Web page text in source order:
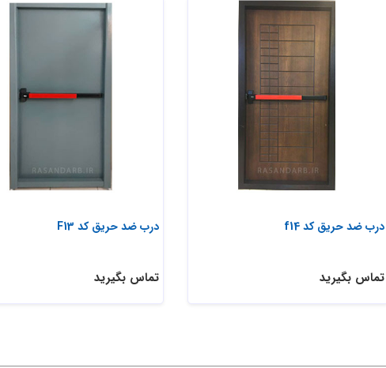
درب ضد حریق کد f14
تماس بگیرید
درب ضد حریق کد F13
تماس بگیرید